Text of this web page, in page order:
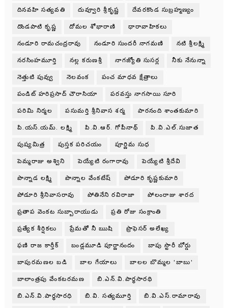
దినవహి సత్యవతి దువ్వూరి శ్రీకృష్ణ దేవరకొండ సుబ్రహ్మణ్యం
దొండపాటి కృష్ణ దోమల శోభారాణి ధారావాహికలు
నండూరి రామచంద్రరావు నండూరి సుందరీ నాగమణి నటి శ్రీలక్ష్మి
నరసింహమూర్తి నల్ల కరుణశ్రీ నాగజ్యోతి సుసర్ల నీకు నేనున్నా
నెత్తుటి పువ్వు నెలవంక పంచ మాధవ క్షేత్రాలు
పండిట్ హరిప్రసాద్ చౌరాసియా పరవస్తు నాగసాయి సూరి
పరిమి నిర్మల పసుమర్తి శ్రీనివాస శర్మ పారనంది శాంతకుమారి
పి.యస్.యమ్. లక్ష్మి పి.వి.ఆర్. గోపీనాథ్ పి.వి.ఎల్.సుజాత
పుష్యమిత్ర పుస్తక పరిచయం పూర్ణిమ సుధ
పెమ్మరాజు అశ్విని పెయ్యేటి రంగారావు పెయ్యేటి శ్రీదేవి
పొన్నాడ లక్ష్మి పొన్నాల వేంకటేష్ పోడూరి కృష్ణకుమారి
పోడూరి శ్రీనివాసరావు పోతినేని రవిరాజా పోలంరాజు శారద
ప్రతాప వెంకట సుబ్బారాయుడు ప్రతి రోజు సంక్రాంతి
ప్రత్యేక శీర్షికలు ప్రేమతో నీ ఋషి ప్రొఫెసర్ అలేఖ్య
ఫణి రాజ కార్తీక్ బండ్లమూడి పూర్ణానందం బాపు స్టొరీ బోర్డు
బాపురమణల బడి బాల గేయాలు బాలల బొమ్మల 'బాబు'
బాలాంత్రపు వేంకటరమణ బి.ఎన్.వి.పార్థసారథి
బి.ఎన్.వి.పార్ధసారధి బి.వి. సత్యమూర్తి బి.వి.ఎస్.రామారావు